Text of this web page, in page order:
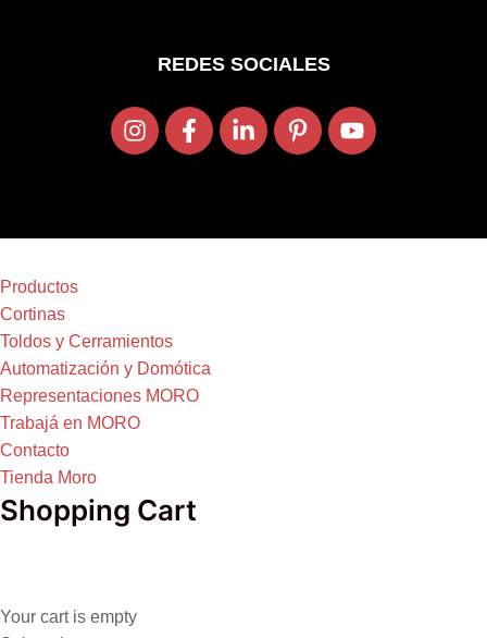
REDES SOCIALES
Productos
Cortinas
Toldos y Cerramientos
Automatización y Domótica
Representaciones MORO
Trabajá en MORO
Contacto
Tienda Moro
Shopping Cart
Your cart is empty